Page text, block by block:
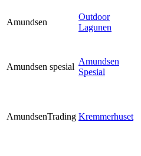
Amundsen
Outdoor
Lagunen
Amundsen spesial
Amundsen
Spesial
AmundsenTrading Kremmerhuset